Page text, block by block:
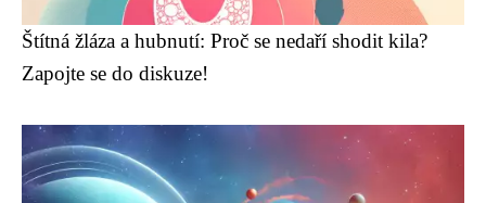
Štítná žláza a hubnutí: Proč se nedaří shodit kila?
Zapojte se do diskuze!